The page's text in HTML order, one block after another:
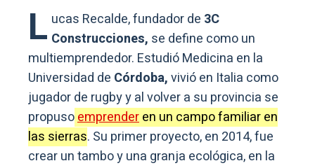
L ucas Recalde, fundador de 3C
Construcciones, se define como un
multiemprendedor. Estudió Medicina en la
Universidad de Córdoba,vivió en Italia como
jugador de rugby y al volver a su provincia se
propusoemprenderen un campo familiar en
las sierras. Su primer proyecto, en 2014, fue
crear un tambo y una granja ecológica, en la